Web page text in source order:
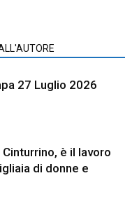
27 Luglio 2026
è il lavoro
di donne e